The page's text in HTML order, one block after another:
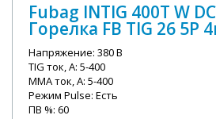
Fubag INTIG 400T W
Горелка FB TIG 26 5P
Напряжение: 380 В
TIG ток, А: 5-400
MMA ток, А: 5-400
Режим Pulse: Есть
ПВ %: 60